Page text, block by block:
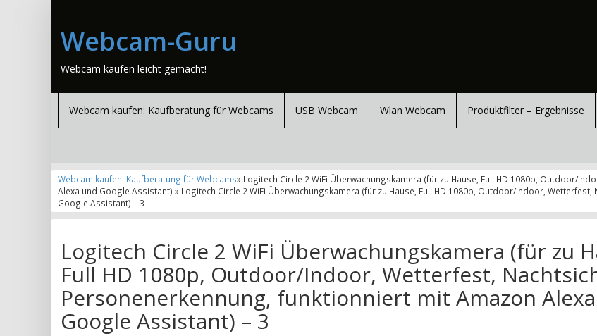
Webcam-Guru
Webcam kaufen leicht gemacht!
Webcam kaufen: Kaufberatung für Webcams USB Webcam Wlan Webcam Produktfilter – Ergebnisse
Webcam kaufen: Kaufberatung für Webcams» Logitech Circle 2 WiFi Überwachungskamera (für zu Hause, Full HD 1080p, Outdoor/
Alexa und Google Assistant) » Logitech Circle 2 WiFi Überwachungskamera (für zu Hause, Full HD 1080p, Outdoor/Indoor,
Google Assistant) – 3
Logitech Circle 2 WiFi Überwachungskamera (für zu
Full HD 1080p, Outdoor/Indoor, Wetterfest,
Personenerkennung, funktionniert mit Amazon
Google Assistant) – 3